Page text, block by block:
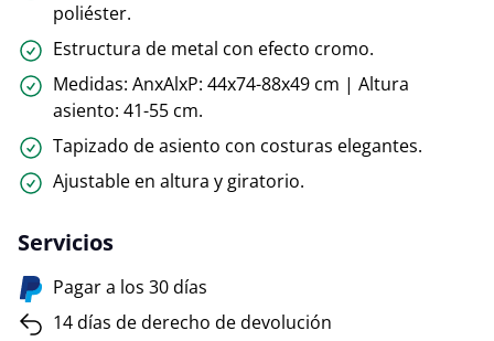
poliéster.
Estructura de metal con efecto cromo.
Medidas: AnxAlxP: 44x74-88x49 cm | Altura
asiento: 41-55 cm.
Tapizado de asiento con costuras elegantes.
Ajustable en altura y giratorio.
Servicios
Pagar a los 30 días
14 días de derecho de devolución